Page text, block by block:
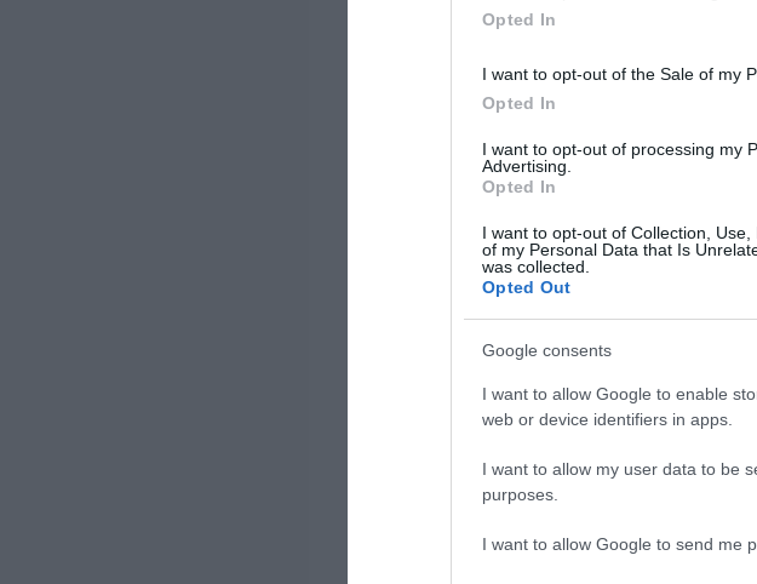
Opted In
I want to opt-out of the Sale of my
Opted In
I want to opt-out of processing my
Advertising.
Opted In
I want to opt-out of Collection,
of my Personal Data that Is
was collected.
Opted Out
Google consents
I want to allow Google to enable
web or device identifiers in apps.
I want to allow my user data to be
purposes.
I want to allow Google to send me